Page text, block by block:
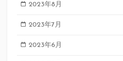
2023年8月
2023年7月
2023年6月